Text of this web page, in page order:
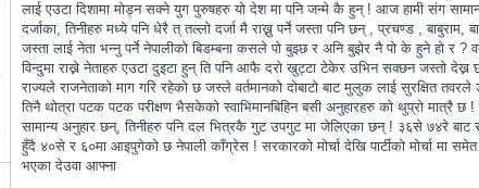
लाई एउटा दिशामा मोड्न सक्ने युग पुरुषहरु यो देश मा पनि जन्मे कै हुन् ! आज हामी संग
दर्जाका, तिनीहरु मध्ये पनि धेरै त् तल्लो दर्जा मै राख्नु पर्ने जस्ता पनि छन् , प्रचण्ड , बाबुराम,
जस्ता लाई नेता भन्नु पर्ने नेपालीको बिडम्बना कसले पो बुझ्छ र अनि बुझेर नै पो के हुने हो र ?
विन्दुमा राख्ने नेताहरु एउटा दुइटा हुन् ति पनि आफै दरो खुट्टा टेकेर उभिन सक्छन जस्तो देख्न
राज्यले राजनेताको माग गरि रहेको छ जस्ले वर्तमानको दोबाटो बाट मुलुक लाई सुरक्षित तवरले
तिनै थोत्रा पटक पटक परीक्षण भैसकेको स्वाभिमानबिहिन बसी अनुहारहरु को थुप्रो मात्रै छ !
सामान्य अनुहार छन्, तिनीहरु पनि दल भित्रकै गुट उपगुट मा जेलिएका छन् ! ३६से ७४रे बाट
हुँदै ४०से र ६०मा आइपुगेको छ नेपाली काँग्रेस ! सरकारको मोर्चा देखि पार्टीको मोर्चा मा
भएका देउवा आफ्ना